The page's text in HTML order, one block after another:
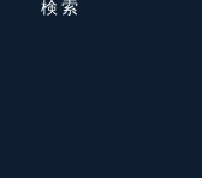
検 索